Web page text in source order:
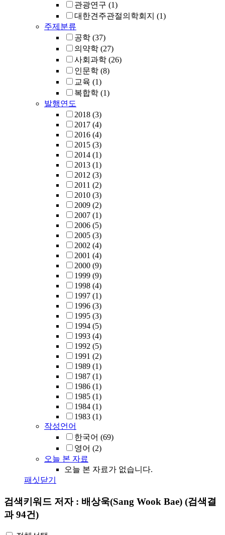
관광연구 (1)
대한견주관절의학회지 (1)
주제분류
공학 (37)
의약학 (27)
사회과학 (26)
인문학 (8)
교육 (1)
복합학 (1)
발행연도
2018 (3)
2017 (4)
2016 (4)
2015 (3)
2014 (1)
2013 (1)
2012 (3)
2011 (2)
2010 (3)
2009 (2)
2007 (1)
2006 (5)
2005 (3)
2002 (4)
2001 (4)
2000 (9)
1999 (9)
1998 (4)
1997 (1)
1996 (3)
1995 (3)
1994 (5)
1993 (4)
1992 (5)
1991 (2)
1989 (1)
1987 (1)
1986 (1)
1985 (1)
1984 (1)
1983 (1)
작성언어
한국어 (69)
영어 (2)
오늘 본 자료
오늘 본 자료가 없습니다.
패싯닫기
검색키워드 저자 : 배상욱(Sang Wook Bae) (검색결
과 94건)